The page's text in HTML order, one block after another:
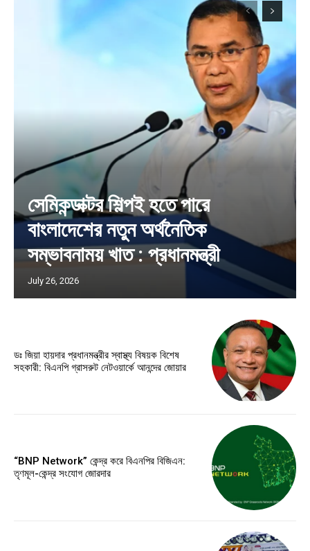
সেমিকন্ডাক্টর শিল্পই হতে পারে
বাংলাদেশের নতুন অর্থনৈতিক
সম্ভাবনাময় খাত : প্রধানমন্ত্রী
July 26, 2026
ডঃ জিয়া হায়দার প্রধানমন্ত্রীর স্বাস্থ্য বিষয়ক বিশেষ
সহকারী: বিএনপি গ্রাসরুট নেটওয়ার্কে আনন্দের জোয়ার
“BNP Network” কেন্দ্র করে বিএনপির বিজিএন:
তৃণমূল-কেন্দ্র সংযোগ জোরদার